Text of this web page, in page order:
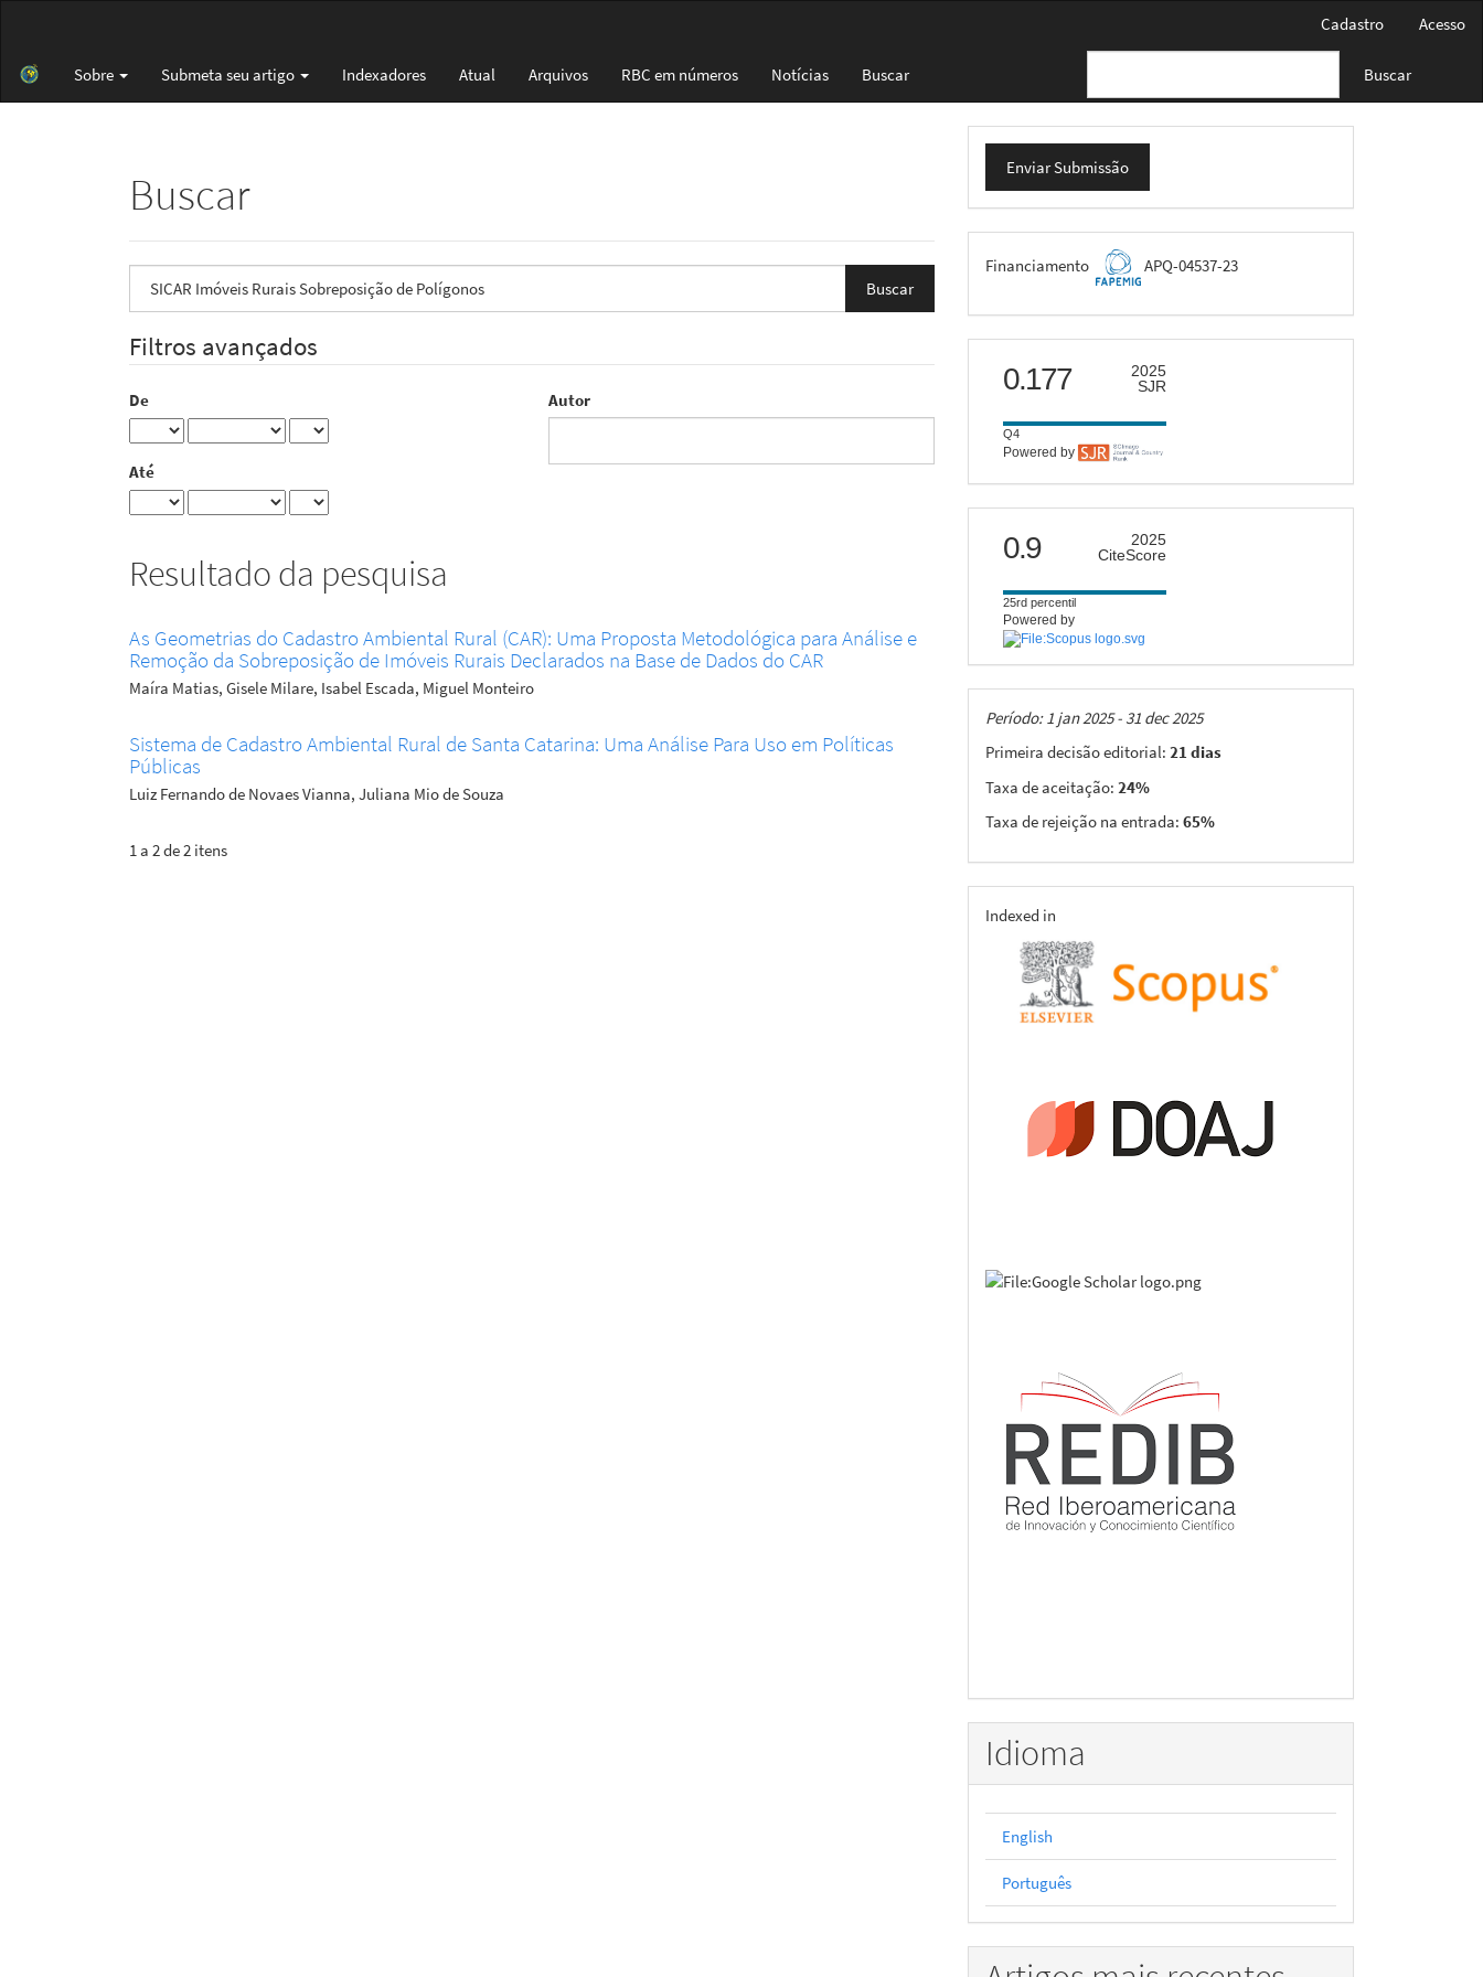
principal
Barra
Cadastro Acesso
Sobre Submeta seu artigo Indexadores Atual Arquivos RBC em números Notícias Buscar Buscar
Buscar
termo
Filtros avançados
De
Até
Autor
Resultado da pesquisa
As Geometrias do Cadastro Ambiental Rural (CAR): Uma Proposta Metodológica para Análise e
Remoção da Sobreposição de Imóveis Rurais Declarados na Base de Dados do CAR
Maíra Matias, Gisele Milare, Isabel Escada, Miguel Monteiro
Sistema de Cadastro Ambiental Rural de Santa Catarina: Uma Análise Para Uso em Políticas
Públicas
Luiz Fernando de Novaes Vianna, Juliana Mio de Souza
1 a 2 de 2 itens
Enviar
Submissão
Enviar Submissão
FAPEMIG
Financiamento APQ-04537-23
scimago
0.177
2025
SJR
Q4
Powered by
citescore
0.9
2025
CiteScore
25rd percentil
Powered by
Taxas
Período: 1 jan 2025 - 31 dec 2025
Primeira decisão editorial: 21 dias
Taxa de aceitação: 24%
Taxa de rejeição na entrada: 65%
indexing
Indexed in
Idioma
English
Português